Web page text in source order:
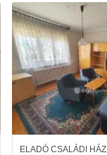
ELADÓ CSALÁDI HÁZ